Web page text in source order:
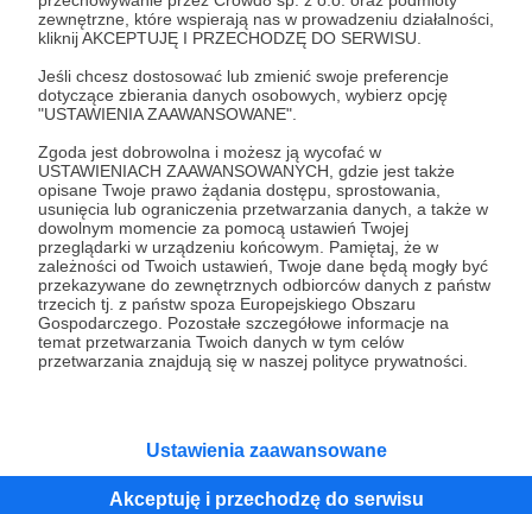
zewnętrzne, które wspierają nas w prowadzeniu działalności,
kliknij AKCEPTUJĘ I PRZECHODZĘ DO SERWISU.
Jeśli chcesz dostosować lub zmienić swoje preferencje
dotyczące zbierania danych osobowych, wybierz opcję
"USTAWIENIA ZAAWANSOWANE".
Zgoda jest dobrowolna i możesz ją wycofać w
USTAWIENIACH ZAAWANSOWANYCH, gdzie jest także
opisane Twoje prawo żądania dostępu, sprostowania,
usunięcia lub ograniczenia przetwarzania danych, a także w
dowolnym momencie za pomocą ustawień Twojej
przeglądarki w urządzeniu końcowym. Pamiętaj, że w
zależności od Twoich ustawień, Twoje dane będą mogły być
przekazywane do zewnętrznych odbiorców danych z państw
trzecich tj. z państw spoza Europejskiego Obszaru
Gospodarczego. Pozostałe szczegółowe informacje na
temat przetwarzania Twoich danych w tym celów
przetwarzania znajdują się w naszej polityce prywatności.
Ustawienia zaawansowane
Akceptuję i przechodzę do serwisu
Dołącz do grona Patronów!
Wesprzyj działalność AutoraPrawnicy na Rzecz
Zwierzątjuż teraz!
Zostań Patronem
Promowani autorzy